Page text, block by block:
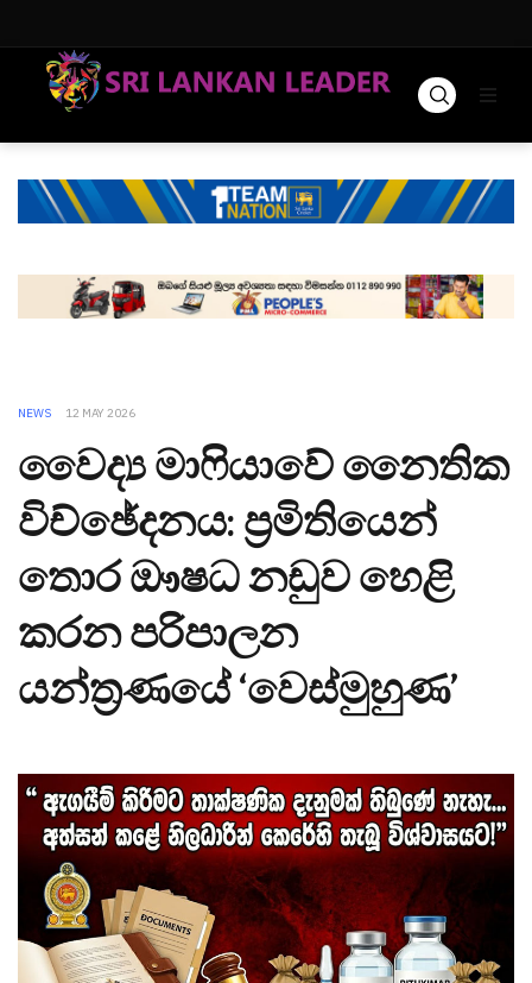
NEWS 12 MAY 2026
වෛද්‍ය මාෆියාවේ නෛතික
විච්ඡේදනය: ප්‍රමිතියෙන්
තොර ඖෂධ නඩුව හෙළි
කරන පරිපාලන
යන්ත්‍රණයේ ‘වෙස්මුහුණ’